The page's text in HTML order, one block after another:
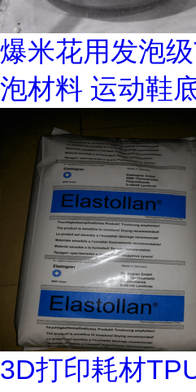
爆米花用发泡
泡材料 运动鞋
3D打印耗材